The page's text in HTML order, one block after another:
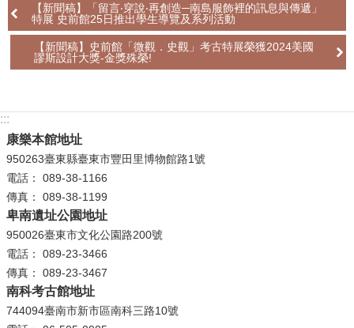
【新聞稿】「留言‧穿說‧再創造─南島服飾裡的訊息與傳遞」
特展 史前館25日推出學生導覽及系列活動
【新聞稿】史前館「微觀．史觀」考古特展榮獲2024美國
謬斯設計大獎-金獎殊榮!
:::
康樂本館地址
950263臺東縣臺東市豐田里博物館路1號
電話： 089-38-1166
傳真： 089-38-1199
卑南遺址公園地址
950026臺東市文化公園路200號
電話： 089-23-3466
傳真： 089-23-3467
南科考古館地址
744094臺南市新市區南科三路10號